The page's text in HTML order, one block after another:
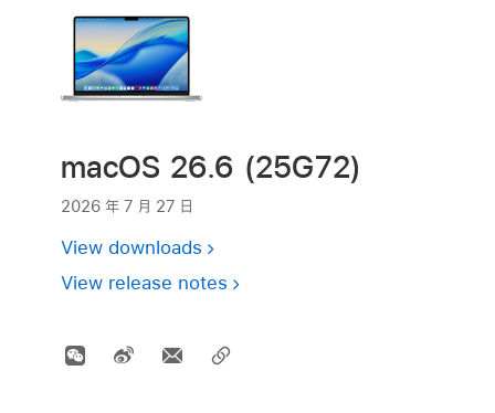
macOS 26.6 (25G72)
2026 年 7 月 27 日
View downloads
View release notes